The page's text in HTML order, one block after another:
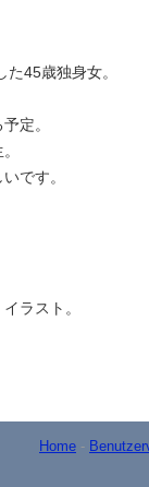
45歳独身女。
定。
です。
ラスト。
Home -